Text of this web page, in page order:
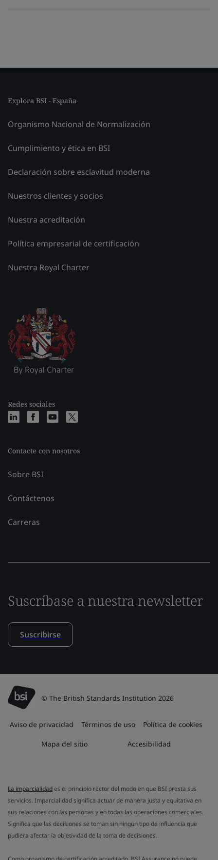
Explora BSI - España
Organismo Nacional de Normalización
Cumplimiento y ética en BSI
Declaración sobre esclavitud moderna
Nuestros clientes y socios
Nuestra acreditación
Política empresarial de certificación
Nuestra Royal Charter
Redes sociales
Contacte con nosotros
Sobre BSI
Contáctenos
Carreras
Suscríbase a nuestra newsletter
Suscribirse
© The British Standards Institution 2026
Aviso de privacidad Términos de uso Política de cookies
Mapa del sitio Accesibilidad
La imparcialidades el principio rector del modo en que BSI presta sus
servicios. Imparcialidad significa actuar de manera justa y equitativa en
sus relaciones con las personas y en todas las operaciones comerciales.
Significa que las decisiones se toman sin ningún tipo de influencia que
pudiera afectar la objetividad de la toma de decisiones.